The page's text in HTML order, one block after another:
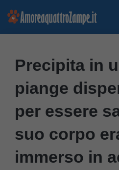
Vai
Precipita in
piange
per essere
suo corpo
immerso in